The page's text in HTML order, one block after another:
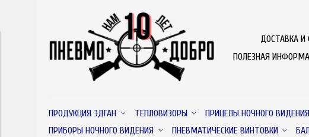
ДОСТАВКА И
ПОЛЕЗНАЯ
ПРОДУКЦИЯ ЭДГАН ТЕПЛОВИЗОРЫ ПРИЦЕЛЫ НОЧНОГО ВИДЕНИЯ
ПРИБОРЫ НОЧНОГО ВИДЕНИЯ
ПНЕВМАТИЧЕСКИЕ ВИНТОВКИ